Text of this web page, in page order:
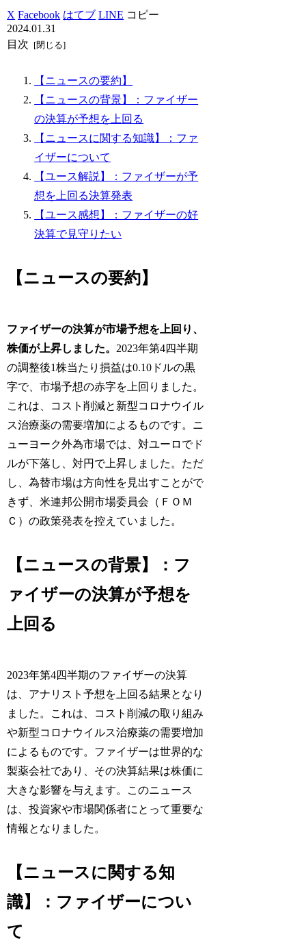
X Facebook はてブ LINE コピー
2024.01.31
目次
【ニュースの要約】
【ニュースの背景】：ファイザー
の決算が予想を上回る
【ニュースに関する知識】：ファ
イザーについて
【ユース解説】：ファイザーが予
想を上回る決算発表
【ユース感想】：ファイザーの好
決算で見守りたい
【ニュースの要約】
ファイザーの決算が市場予想を上回り、
株価が上昇しました。 2023年第4四半期
の調整後1株当たり損益は0.10ドルの黒
字で、市場予想の赤字を上回りました。
これは、コスト削減と新型コロナウイル
ス治療薬の需要増加によるものです。ニ
ューヨーク外為市場では、対ユーロでド
ルが下落し、対円で上昇しました。ただ
し、為替市場は方向性を見出すことがで
きず、米連邦公開市場委員会（ＦＯＭ
Ｃ）の政策発表を控えていました。
【ニュースの背景】：フ
ァイザーの決算が予想を
上回る
2023年第4四半期のファイザーの決算
は、アナリスト予想を上回る結果となり
ました。これは、コスト削減の取り組み
や新型コロナウイルス治療薬の需要増加
によるものです。ファイザーは世界的な
製薬会社であり、その決算結果は株価に
大きな影響を与えます。このニュース
は、投資家や市場関係者にとって重要な
情報となりました。
【ニュースに関する知
識】：ファイザーについ
て